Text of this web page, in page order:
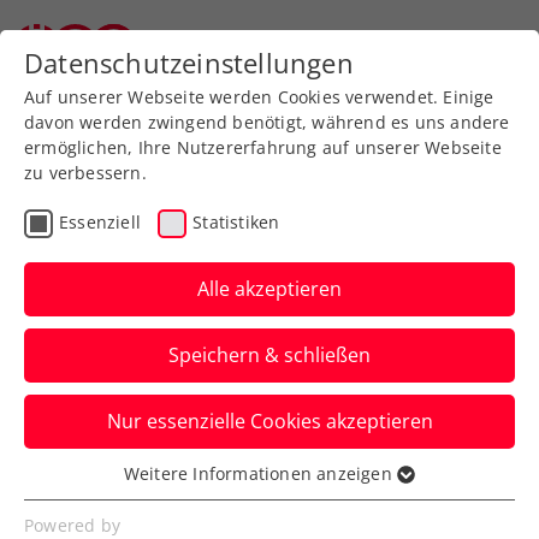
Zurück zur Newsübersicht
Allgemeine Klasse
win2day Bundesliga:
Hochspannung im
Unteren Play-Off
Nach einer dramatischen ersten Runde
geht es am Samstag mit dem zweiten
Spieltag weiter.
Verfasst von: Manuel Wachta, 12.06.2024
Datenschutzeinstellungen
Auf unserer Webseite werden Cookies verwendet. Einige
davon werden zwingend benötigt, während es uns andere
ermöglichen, Ihre Nutzererfahrung auf unserer Webseite
zu verbessern.
Essenziell Statistiken
Alle akzeptieren
Speichern & schließen
Nur essenzielle Cookies akzeptieren
Essenziell
Essenzielle Cookies werden für grundlegende
Weitere Informationen anzeigen
Powered by